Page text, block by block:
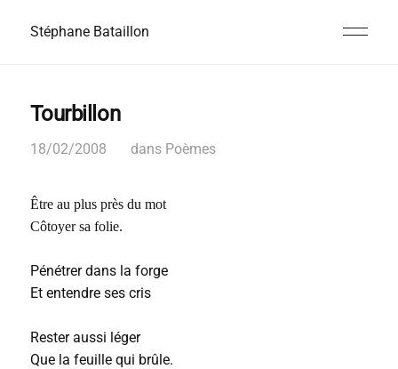
Stéphane Bataillon
Tourbillon
18/02/2008 dans Poèmes
Être au plus près du mot
Côtoyer sa folie.
Pénétrer dans la forge
Et entendre ses cris
Rester aussi léger
Que la feuille qui brûle.